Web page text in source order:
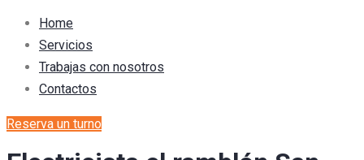
Home
Servicios
Trabajas con nosotros
Contactos
Reserva un turno